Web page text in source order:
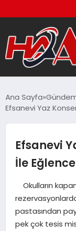
EĞITIM
EKONOMI
SAĞLIK
Ana Sayfa
Efsanevi Yaz
Efsanevi
İle
Okulların
pastasından
pek çok tesis